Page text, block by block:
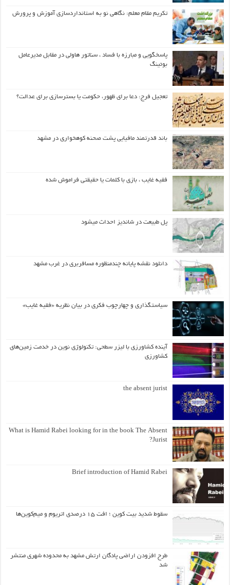
تکریم مقام معلم: نگاهی نو به استانداردسازی آموزش و پرورش
پاسخگویی و مبارزه با فساد ، سناتور هاولی در مقابل مدیرعامل
بوئینگ
تعجیل فرج: دعا برای ظهور، حکومت یا بسترسازی برای عدالت؟
باند قدرتمند مافیایی پشت صحنه کوهخواری در مشهد
فقیه غایب ، بازی با کلمات یا حقیقتی فراموش شده
پل طبیعت در شاندیز احداث میشود
دانلود نقشه پایانه چندمنظوره مسافربری در غرب مشهد
سیاستگذاری و چهارچوب فکری در بیان نظریه «فقیه غایب»
آینده کشاورزی با لیزر سطحی: تکنولوژی نوین در خدمت زمین‌های
کشاورزی
the absent jurist
What is Hamid Rabei looking for in the book The Absent
Jurist?
Brief introduction of Hamid Rabei
سقوط شدید بیت کوین ؛ افت ۱۵ درصدی اتریوم و میم‌کوین‌ها
طرح افزودن اراضی پادگان ارتش مشهد به محدوده شهری منتشر
شد